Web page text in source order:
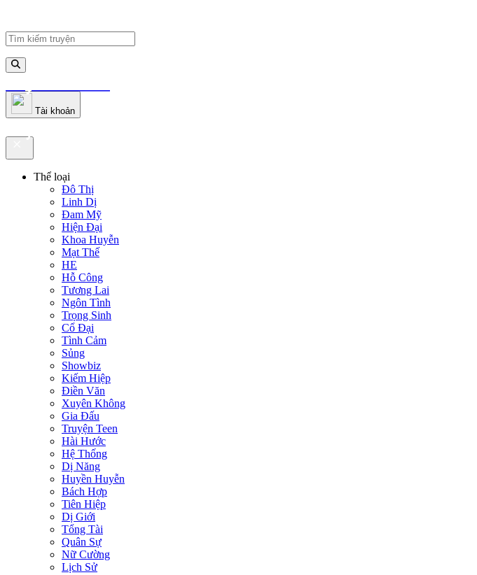
truyenfullz.com
Tài khoản
truyenfullz.com
Thể loại
Đô Thị
Linh Dị
Đam Mỹ
Hiện Đại
Khoa Huyễn
Mạt Thế
HE
Hỗ Công
Tương Lai
Ngôn Tình
Trọng Sinh
Cổ Đại
Tình Cảm
Sủng
Showbiz
Kiếm Hiệp
Điền Văn
Xuyên Không
Gia Đấu
Truyện Teen
Hài Hước
Hệ Thống
Dị Năng
Huyền Huyễn
Bách Hợp
Tiên Hiệp
Dị Giới
Tổng Tài
Quân Sự
Nữ Cường
Lịch Sử